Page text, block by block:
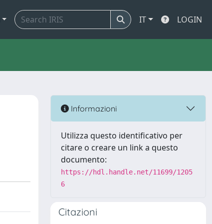
IT LOGIN
Informazioni
Utilizza questo identificativo per
citare o creare un link a questo
documento:
https://hdl.handle.net/11699/1205
6
Citazioni